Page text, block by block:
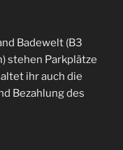
Badewelt (B3
stehen Parkplätze
ihr auch die
Bezahlung des